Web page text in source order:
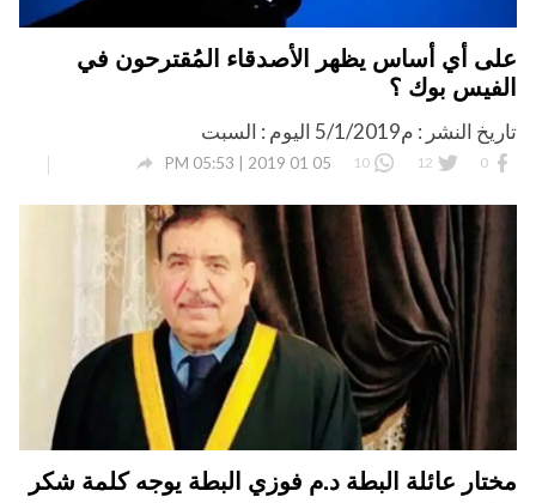
على أي أساس يظهر الأصدقاء المُقترحون في
الفيس بوك ؟
تاريخ النشر : م5/1/2019 اليوم : السبت
0
12
10
05 01 2019 | 05:53 PM

مختار عائلة البطة د.م فوزي البطة يوجه كلمة شكر